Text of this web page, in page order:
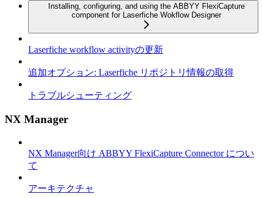
Installing, configuring, and using the ABBYY FlexiCapture
component for Laserfiche Wokflow Designer
Laserfiche workflow activityの更新
追加オプション: Laserfiche リポジトリ情報の取得
トラブルシューティング
NX Manager
NX Manager向け ABBYY FlexiCapture Connector につい
て
アーキテクチャ